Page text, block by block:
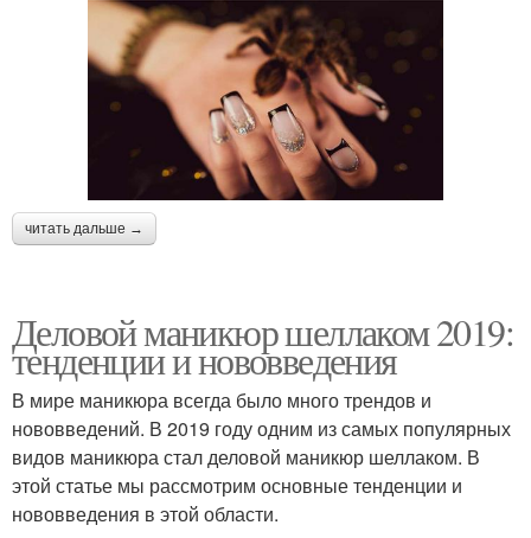
читать дальше →
Деловой маникюр шеллаком 2019:
тенденции и нововведения
В мире маникюра всегда было много трендов и
нововведений. В 2019 году одним из самых популярных
видов маникюра стал деловой маникюр шеллаком. В
этой статье мы рассмотрим основные тенденции и
нововведения в этой области.